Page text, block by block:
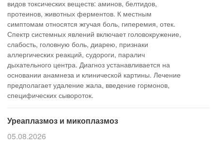
видов токсических веществ: аминов, белтидов,
протеинов, животных ферментов. К местным
симптомам относятся жгучая боль, гиперемия, отек.
Спектр системных явлений включает головокружение,
слабость, головную боль, диарею, признаки
аллергических реакций, судороги, паралич
дыхательного центра. Диагноз устанавливается на
основании анамнеза и клинической картины. Лечение
предполагает удаление жала, введение гормонов,
специфических сывороток.
Уреаплазмоз и микоплазмоз
05.08.2026